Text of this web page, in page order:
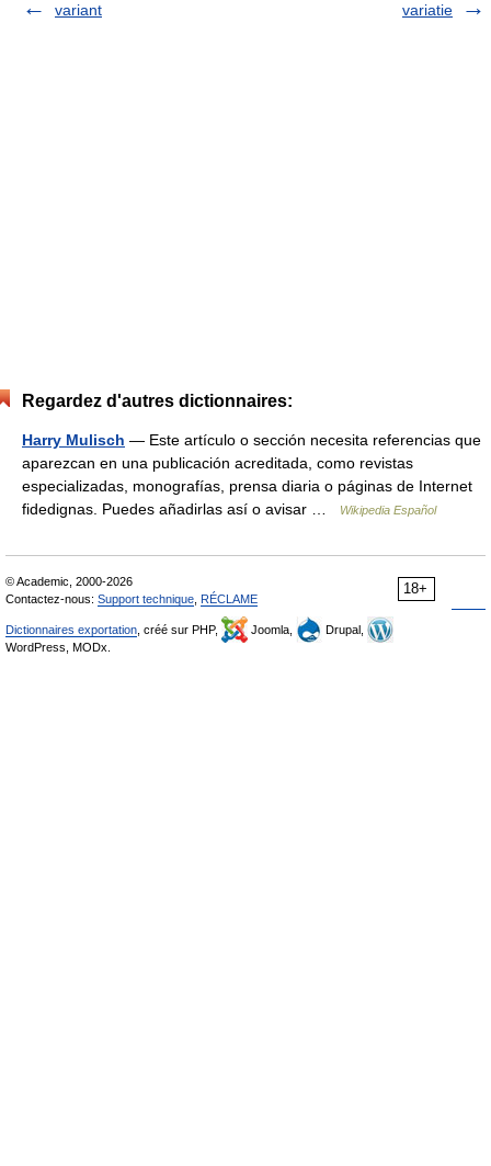
variant
variatie
Regardez d'autres dictionnaires:
Harry Mulisch — Este artículo o sección necesita referencias que
aparezcan en una publicación acreditada, como revistas
especializadas, monografías, prensa diaria o páginas de Internet
fidedignas. Puedes añadirlas así o avisar …
Wikipedia Español
18+
© Academic, 2000-2026
Contactez-nous: Support technique RÉCLAME
Dictionnaires exportation , créé sur PHP, Joomla,
Drupal,
WordPress, MODx.